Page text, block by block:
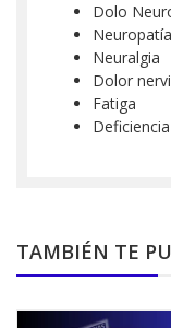
Dolo
Neuropatía
Neuralgia
Dolor
Fatiga
TAMBIÉN TE